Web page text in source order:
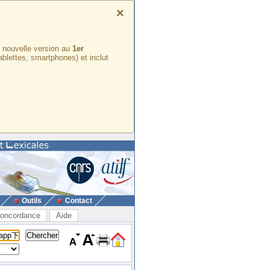
×
version au 1er
smartphones) et inclut
Outils Contact
Aide